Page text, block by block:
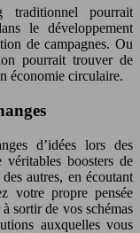
traditionnel pourrait
le développement
de campagnes. Ou
pourrait trouver de
économie circulaire.
d’idées lors des
boosters de
autres, en écoutant
votre propre pensée
sortir de vos schémas
auxquelles vous